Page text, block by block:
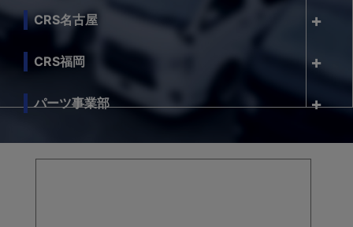
CRS名古屋
CRS福岡
パーツ事業部